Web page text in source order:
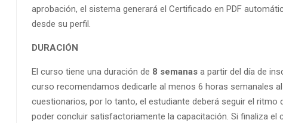
aprobación, el sistema generará el Certificado en PDF
desde su perfil.
DURACIÓN
El curso tiene una duración de 8 semanas a partir del día de
curso recomendamos dedicarle al menos 6 horas semanales
cuestionarios, por lo tanto, el estudiante deberá seguir el ritmo
poder concluir satisfactoriamente la capacitación. Si finaliza el